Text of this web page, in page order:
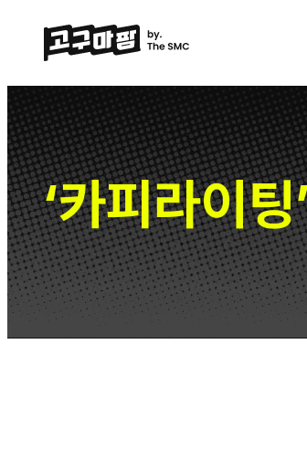
‘카피라이팅